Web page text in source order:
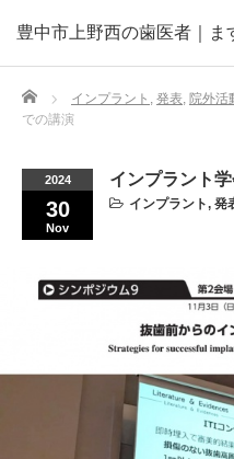
豊中市上野西の歯医者｜ま
Home インプラント , 発表, 院外活
での講演
2024
30
Nov
インプラント
インプラント, 発